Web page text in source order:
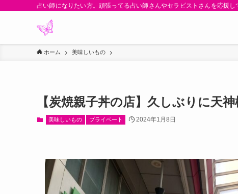
占い師になりたい方。頑張ってる占い師さんやセラピストさんを応援し
ホーム 美味しいもの
【炭焼親子丼の店】久しぶりに天
美味しいもの プライベート 2024年1月8日